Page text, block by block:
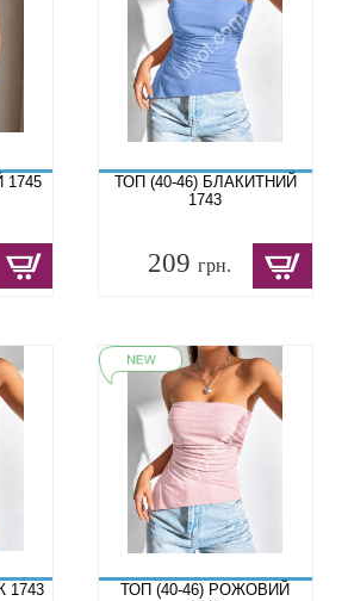
1745
ТОП (40-46) БЛАКИТНИЙ
1743
209грн.
1743
ТОП (40-46) РОЖОВИЙ